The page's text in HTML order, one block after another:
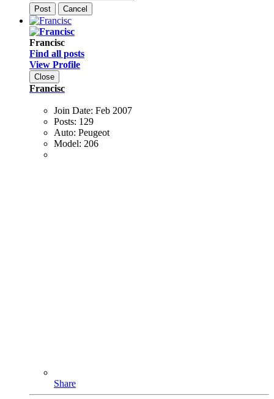
Post Cancel
Francisc
Find all posts
View Profile
Close
Francisc
Join Date: Feb 2007
Posts: 129
Auto: Peugeot
Model: 206
Share